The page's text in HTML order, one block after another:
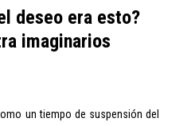
deseo era esto?
imaginarios
un tiempo de suspensión del